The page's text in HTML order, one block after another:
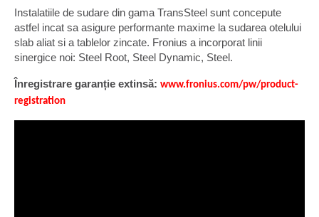
Instalatiile de sudare din gama TransSteel sunt concepute
astfel incat sa asigure performante maxime la sudarea otelului
slab aliat si a tablelor zincate. Fronius a incorporat linii
sinergice noi: Steel Root, Steel Dynamic, Steel.
Înregistrare garanție extinsă: www.fronius.com/pw/product-
registration